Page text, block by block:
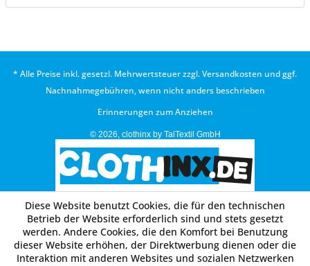
* Alle Preise inkl. gesetzl. Mehrwertsteuer zzgl.Versandkosten und ggf.
Nachnahmegebühren, wenn nicht anders beschrieben
Erinnerungen zum Anziehen
© 2026, clothinx by TalTextil GmbH
Diese Website benutzt Cookies, die für den technischen
Betrieb der Website erforderlich sind und stets gesetzt
werden. Andere Cookies, die den Komfort bei Benutzung
dieser Website erhöhen, der Direktwerbung dienen oder die
Interaktion mit anderen Websites und sozialen Netzwerken